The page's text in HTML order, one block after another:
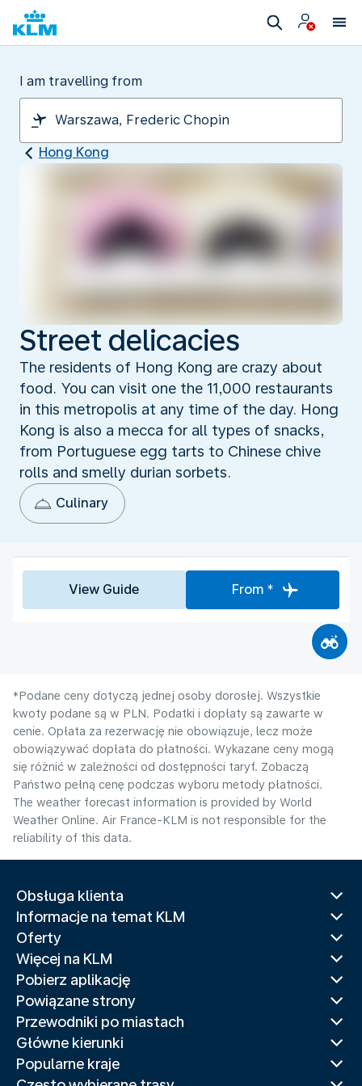
I am travelling from
Hong Kong
Street delicacies
The residents of Hong Kong are crazy about
food. You can visit one the 11,000 restaurants
in this metropolis at any time of the day. Hong
Kong is also a mecca for all types of snacks,
from Portuguese egg tarts to Chinese chive
rolls and smelly durian sorbets.
Culinary
View Guide From *
*Podane ceny dotyczą jednej osoby dorosłej. Wszystkie
kwoty podane są w PLN. Podatki i dopłaty są zawarte w
cenie. Opłata za rezerwację nie obowiązuje, lecz może
obowiązywać dopłata do płatności. Wykazane ceny mogą
się różnić w zależności od dostępności taryf. Zobaczą
Państwo pełną cenę podczas wyboru metody płatności.
The weather forecast information is provided by World
Weather Online. Air France-KLM is not responsible for the
reliability of this data.
Obsługa klienta
Informacje na temat KLM
Oferty
Więcej na KLM
Pobierz aplikację
Powiązane strony
Przewodniki po miastach
Główne kierunki
Popularne kraje